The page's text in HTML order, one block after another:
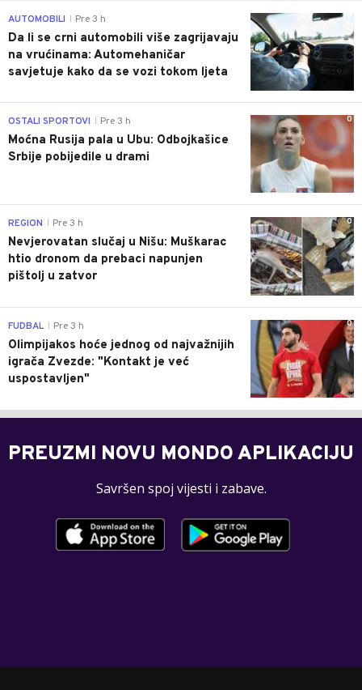
AUTOMOBILI Pre 3 h
Da li se crni automobili više zagrijavaju
na vrućinama: Automehaničar
savjetuje kako da se vozi tokom ljeta
0
OSTALI SPORTOVI Pre 3 h
Moćna Rusija pala u Ubu: Odbojkašice
Srbije pobijedile u drami
0
REGION Pre 3 h
Nevjerovatan slučaj u Nišu: Muškarac
htio dronom da prebaci napunjen
pištolj u zatvor
0
FUDBAL Pre 3 h
Olimpijakos hoće jednog od najvažnijih
igrača Zvezde: "Kontakt je već
uspostavljen"
PREUZMI NOVU MONDO APLIKACIJU
Savršen spoj vijesti i zabave.